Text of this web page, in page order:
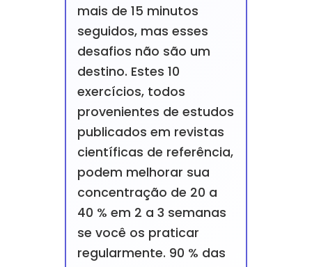
mais de 15 minutos
seguidos, mas esses
desafios não são um
destino. Estes 10
exercícios, todos
provenientes de estudos
publicados em revistas
científicas de referência,
podem melhorar sua
concentração de 20 a
40 % em 2 a 3 semanas
se você os praticar
regularmente. 90 % das